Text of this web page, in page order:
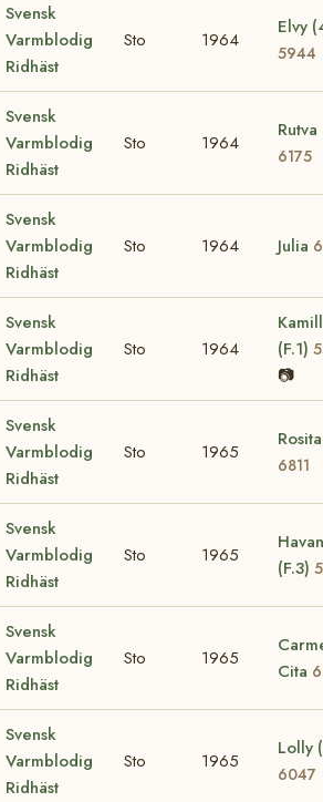
Svensk
Varmblodig
Ridhäst
Sto 1964
Elvy
5944
Svensk
Varmblodig
Ridhäst
Sto 1964
6175
Svensk
Varmblodig
Ridhäst
Sto 1964 Julia
Svensk
Varmblodig
Ridhäst
Sto 1964
(F.1)
📷
Svensk
Varmblodig
Ridhäst
Sto 1965
Rosita
6811
Svensk
Varmblodig
Ridhäst
Sto 1965
(F.3)
Svensk
Varmblodig
Ridhäst
Sto 1965
Cita
Svensk
Varmblodig
Ridhäst
Sto 1965
Lolly
6047